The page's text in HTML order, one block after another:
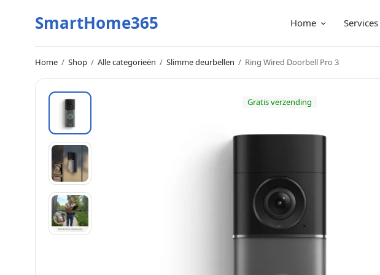
SmartHome365 Home Services
Home / Shop / Alle categorieën / Slimme deurbellen / Ring Wired Doorbell Pro 3
Gratis verzending